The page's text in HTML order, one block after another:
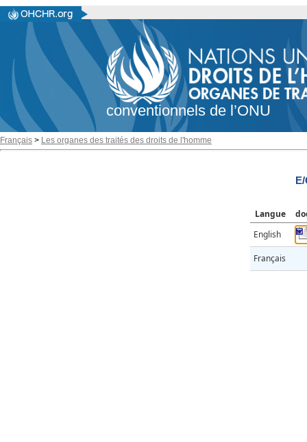
conventionnels de l’ONU
Français > Les organes des traités des droits de l'homme
Langue
English
Français